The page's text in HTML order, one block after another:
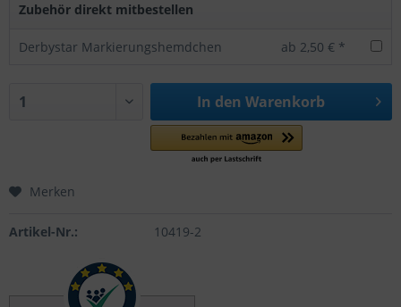
Zubehör direkt mitbestellen
Derbystar Markierungshemdchen ab 2,50 € *
In den Warenkorb
Merken
Artikel-Nr.: 10419-2